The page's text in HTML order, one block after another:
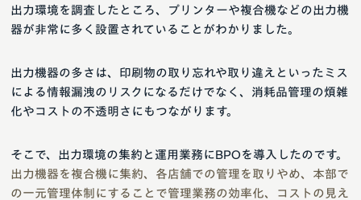
出力環境を調査したところ、プリンターや複合機などの出力機
器が非常に多く設置されていることがわかりました。
出力機器の多さは、印刷物の取り忘れや取り違えといったミス
による情報漏洩のリスクになるだけでなく、消耗品管理の煩雑
化やコストの不透明さにもつながります。
そこで、出力環境の集約と運用業務にBPOを導入したのです。
出力機器を複合機に集約、各店舗での管理を取りやめ、本部で
の一元管理体制にすることで管理業務の効率化、コストの見え